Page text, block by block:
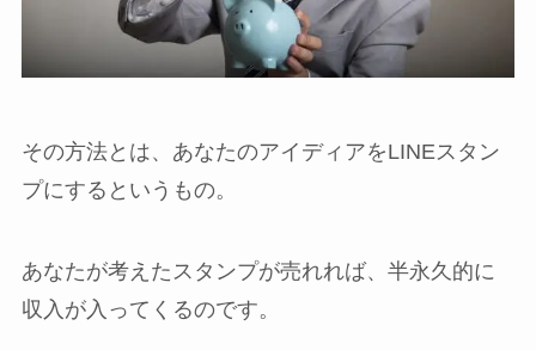
その方法とは、あなたのアイディアをLINEスタン
プにするというもの。
あなたが考えたスタンプが売れれば、半永久的に
収入が入ってくるのです。